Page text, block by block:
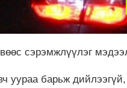
сэрэмжлүүлэг
уураа барьж